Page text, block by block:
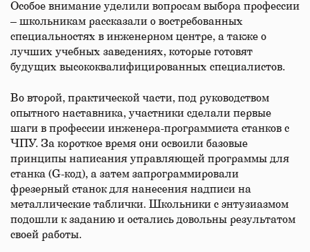
Особое внимание уделили вопросам выбора профессии
– школьникам рассказали о востребованных
специальностях в инженерном центре, а также о
лучших учебных заведениях, которые готовят
будущих высококвалифицированных специалистов.
Во второй, практической части, под руководством
опытного наставника, участники сделали первые
шаги в профессии инженера-программиста станков с
ЧПУ. За короткое время они освоили базовые
принципы написания управляющей программы для
станка (G-код), а затем запрограммировали
фрезерный станок для нанесения надписи на
металлические таблички. Школьники с энтузиазмом
подошли к заданию и остались довольны результатом
своей работы.